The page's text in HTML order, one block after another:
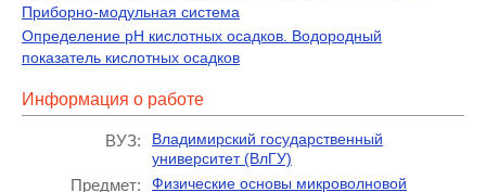
Приборно-модульная система
Определение pH кислотных осадков. Водородный
показатель кислотных осадков
Информация о работе
ВУЗ:
Владимирский государственный
университет (ВлГУ)
Предмет: Физические основы микроволновой